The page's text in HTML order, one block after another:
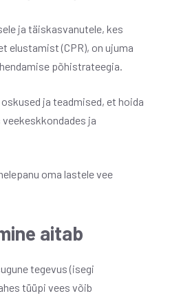
ja täiskasvanutele, kes
elustamist (CPR), on ujuma
põhistrateegia.
ja teadmised, et hoida
ja
oma lastele vee
aitab
tegevus (isegi
tüüpi vees võib